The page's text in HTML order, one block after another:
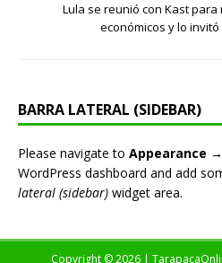
Lula se reunió con Kast
económicos y lo
BARRA LATERAL (SIDEBAR)
Please navigate to Appearance
WordPress dashboard and add
lateral (sidebar) widget area.
Copyright © 2026 |